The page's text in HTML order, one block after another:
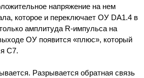
напряжение на нем
которое и переключает ОУ DA1.4 в
амплитуда R-импульса на
ОУ появится «плюс», который
С7.
Разрывается обратная связь